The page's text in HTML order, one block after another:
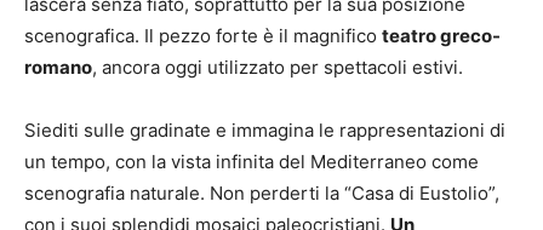
scenografica. Il pezzo forte è il magnifico teatro greco-
romano, ancora oggi utilizzato per spettacoli estivi.
Siediti sulle gradinate e immagina le rappresentazioni di
un tempo, con la vista infinita del Mediterraneo come
scenografia naturale. Non perderti la “Casa di Eustolio”,
con i suoi splendidi mosaici paleocristiani. Un